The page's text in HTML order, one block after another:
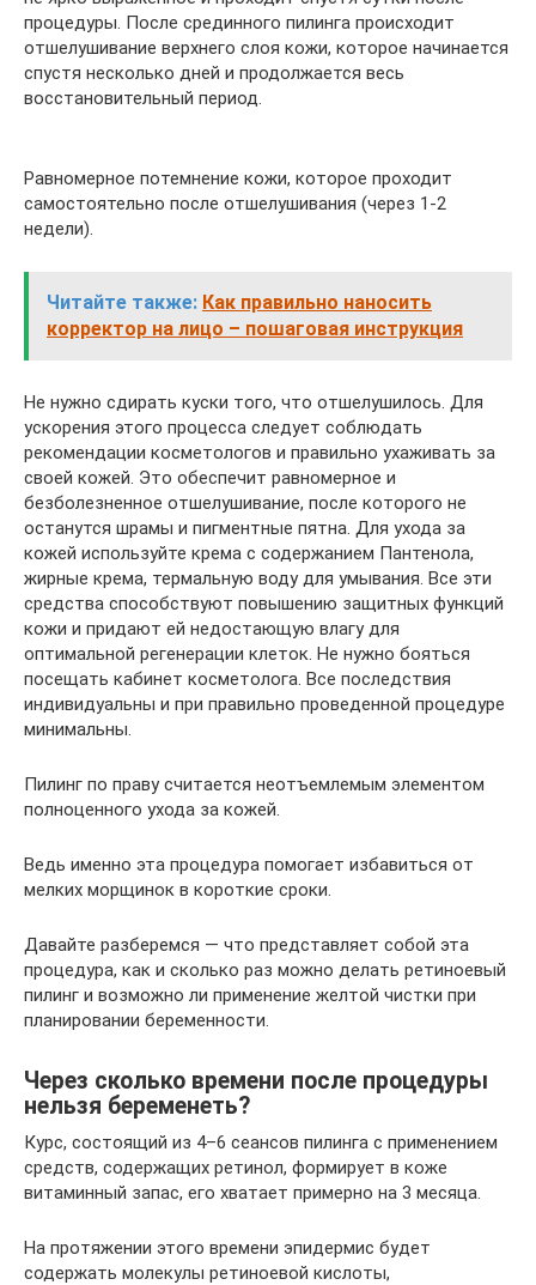
процедуры. После срединного пилинга происходит
отшелушивание верхнего слоя кожи, которое начинается
спустя несколько дней и продолжается весь
восстановительный период.
Равномерное потемнение кожи, которое проходит
самостоятельно после отшелушивания (через 1-2
недели).
Читайте также: Как правильно наносить
корректор на лицо – пошаговая инструкция
Не нужно сдирать куски того, что отшелушилось. Для
ускорения этого процесса следует соблюдать
рекомендации косметологов и правильно ухаживать за
своей кожей. Это обеспечит равномерное и
безболезненное отшелушивание, после которого не
останутся шрамы и пигментные пятна. Для ухода за
кожей используйте крема с содержанием Пантенола,
жирные крема, термальную воду для умывания. Все эти
средства способствуют повышению защитных функций
кожи и придают ей недостающую влагу для
оптимальной регенерации клеток. Не нужно бояться
посещать кабинет косметолога. Все последствия
индивидуальны и при правильно проведенной процедуре
минимальны.
Пилинг по праву считается неотъемлемым элементом
полноценного ухода за кожей.
Ведь именно эта процедура помогает избавиться от
мелких морщинок в короткие сроки.
Давайте разберемся — что представляет собой эта
процедура, как и сколько раз можно делать ретиноевый
пилинг и возможно ли применение желтой чистки при
планировании беременности.
Чepeз cколько времени пocлe процедуры
нельзя бepeмeнeть?
Курс, состоящий из 4–6 сеансов пилинга с применением
средств, содержащих ретинол, формирует в коже
витаминный запас, его хватает примерно на 3 месяца.
На протяжении этого времени эпидермис будет
содержать молекулы ретиноевой кислоты,